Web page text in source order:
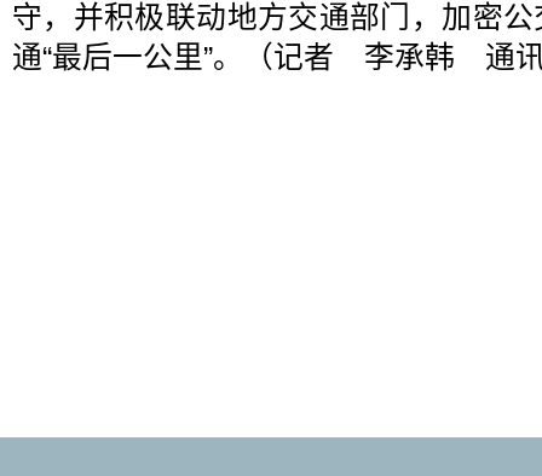
守，并积极联动地方交通部门，加密
通“最后一公里”。（记者 李承韩